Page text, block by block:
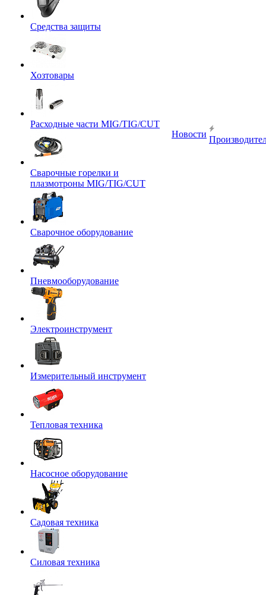
Средства защиты
Хозтовары
Расходные части MIG/TIG/CUT
Сварочные горелки и
плазмотроны MIG/TIG/CUT
Сварочное оборудование
Пневмооборудование
Электроинструмент
Измерительный инструмент
Тепловая техника
Насосное оборудование
Садовая техника
Силовая техника
Новости